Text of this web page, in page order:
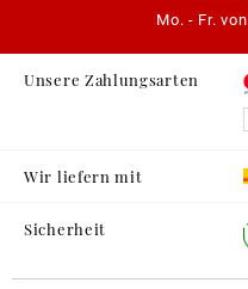
Mo. - Fr. von
Unsere Zahlungsarten
Wir liefern mit
Sicherheit